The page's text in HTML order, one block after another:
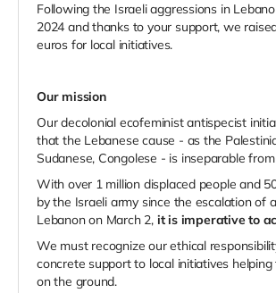
Following the Israeli aggressions in
2024 and thanks to your support, we
euros for local initiatives.
Our mission
Our decolonial ecofeminist antispecist
that the Lebanese cause - as the
Sudanese, Congolese - is inseparable
With over 1 million displaced people and
by the Israeli army since the escalation of
Lebanon on March 2, it is imperative to
We must recognize our ethical
concrete support to local initiatives
on the ground.